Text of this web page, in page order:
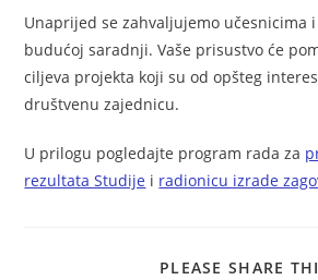
Unaprijed se zahvaljujemo učesnicima
budućoj saradnji. Vaše prisustvo će
ciljeva projekta koji su od opšteg
društvenu zajednicu.
U prilogu pogledajte program rada za
rezultata Studije i radionicu izrade
PLEASE SHARE